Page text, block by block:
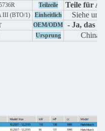
Teilzeile Teile für
III (BTO/1) Einheitlich Siehe
OEM/ODM - Ja, das ist
Ursprung China